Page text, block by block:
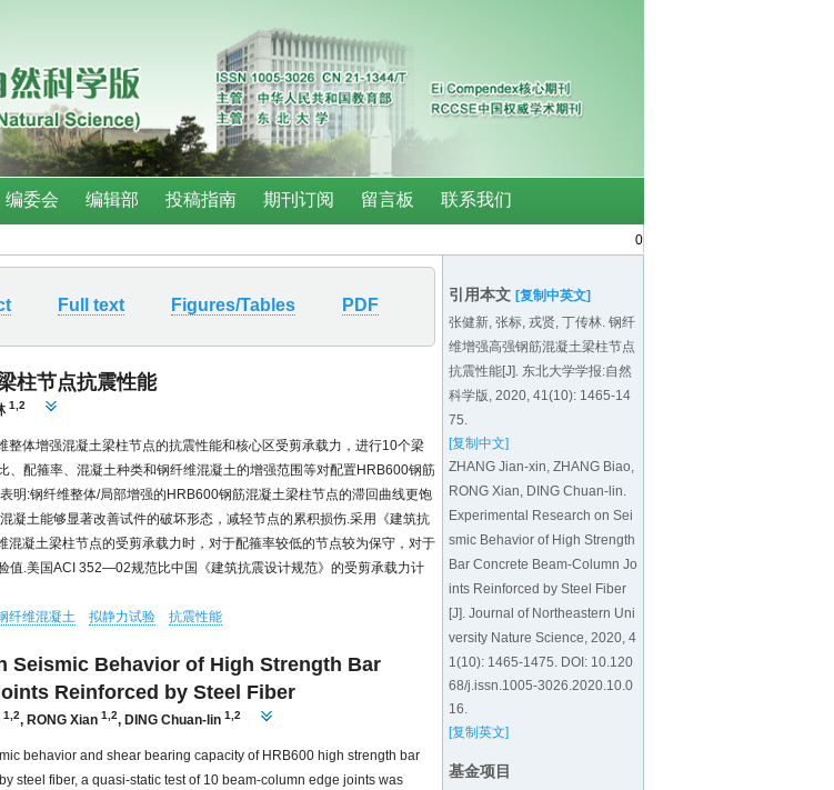
0
引用本文 [复制中英文]
张健新, 张标, 戎贤, 丁传林. 钢纤
维增强高强钢筋混凝土梁柱节点
抗震性能[J]. 东北大学学报:自然
科学版, 2020, 41(10): 1465-14
75.
[复制中文]
ZHANG Jian-xin, ZHANG Biao,
RONG Xian, DING Chuan-lin.
Experimental Research on Sei
smic Behavior of High Strength
Bar Concrete Beam-Column Jo
ints Reinforced by Steel Fiber
[J]. Journal of Northeastern Uni
versity Nature Science, 2020, 4
1(10): 1465-1475. DOI: 10.120
68/j.issn.1005-3026.2020.10.0
16.
[复制英文]
基金项目
Full text Figures/Tables PDF
柱节点抗震性能
1,2
整体增强混凝土梁柱节点的抗震性能和核心区受剪承载力，进行10个梁
、配箍率、混凝土种类和钢纤维混凝土的增强范围等对配置HRB600钢筋
明:钢纤维整体/局部增强的HRB600钢筋混凝土梁柱节点的滞回曲线更饱
凝土能够显著改善试件的破坏形态，减轻节点的累积损伤.采用《建筑抗
混凝土梁柱节点的受剪承载力时，对于配箍率较低的节点较为保守，对于
值.美国ACI 352—02规范比中国《建筑抗震设计规范》的受剪承载力计
纤维混凝土 拟静力试验 抗震性能
Seismic Behavior of High Strength Bar
Reinforced by Steel Fiber
1,2, RONG Xian 1,2, DING Chuan-lin 1,2
behavior and shear bearing capacity of HRB600 high strength bar
steel fiber, a quasi-static test of 10 beam-column edge joints was